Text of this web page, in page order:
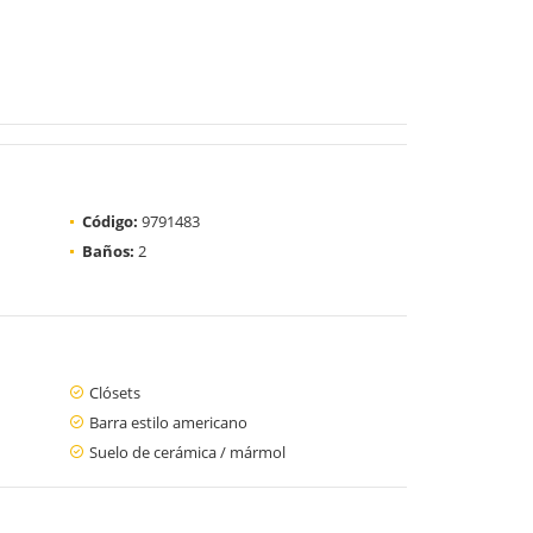
Código: 9791483
Baños: 2
Clósets
Barra estilo americano
Suelo de cerámica / mármol